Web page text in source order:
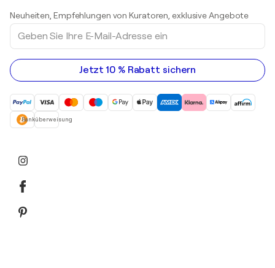
Acrylgemälde
Neuheiten, Empfehlungen von Kuratoren, exklusive Angebote
Geben
Sie
Ihre
E-
Mail-
Adresse
Jetzt 10 % Rabatt sichern
Banküberweisung